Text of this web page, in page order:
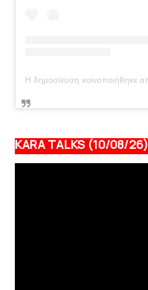
KARA TALKS (10/08/26)